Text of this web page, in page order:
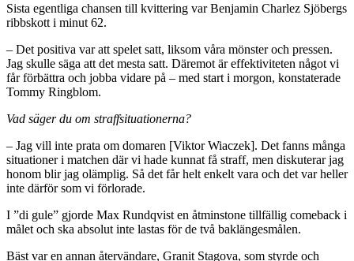
Sista egentliga chansen till kvittering var Benjamin Charlez Sjöbergs
ribbskott i minut 62.
– Det positiva var att spelet satt, liksom våra mönster och pressen.
Jag skulle säga att det mesta satt. Däremot är effektiviteten något vi
får förbättra och jobba vidare på – med start i morgon, konstaterade
Tommy Ringblom.
Vad säger du om straffsituationerna?
– Jag vill inte prata om domaren [ViktorWiaczek]. Det fanns många
situationer i matchen där vi hade kunnat få straff, men diskuterar jag
honom blir jag olämplig. Så det får helt enkelt vara och det var heller
inte därför som vi förlorade.
I ”di gule” gjorde Max Rundqvist en åtminstone tillfällig comeback i
målet och ska absolut inte lastas för de två baklängesmålen.
Bäst var en annan återvändare, Granit Stagova, som styrde och